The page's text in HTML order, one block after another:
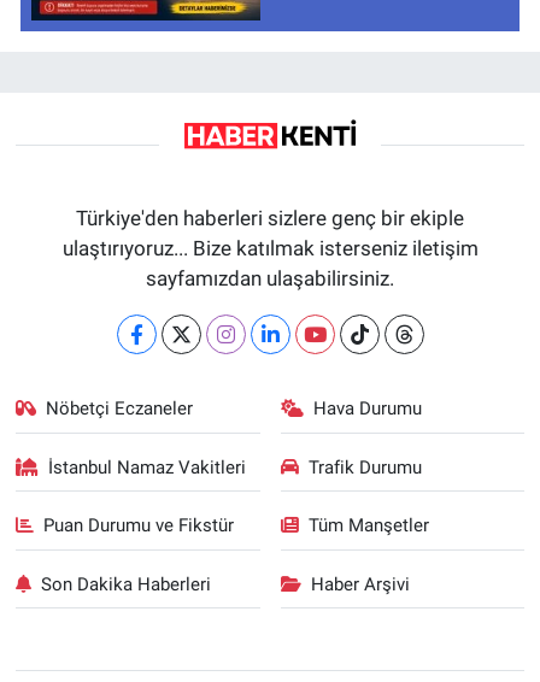
Türkiye'den haberleri sizlere genç bir ekiple
ulaştırıyoruz... Bize katılmak isterseniz iletişim
sayfamızdan ulaşabilirsiniz.
Nöbetçi Eczaneler Hava Durumu
İstanbul Namaz Vakitleri Trafik Durumu
Puan Durumu ve Fikstür Tüm Manşetler
Son Dakika Haberleri Haber Arşivi